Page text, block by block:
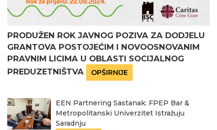
PRODUŽEN ROK JAVNOG POZIVA ZA DODJELU
GRANTOVA POSTOJEĆIM I NOVOOSNOVANIM
PRAVNIM LICIMA U OBLASTI SOCIJALNOG
PREDUZETNIŠTVA
OPŠIRNIJE
EEN Partnering Sastanak: FPEP Bar &
Metropolitanski Univerzitet Istražuju
Saradnju